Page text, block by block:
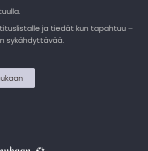
ja tiedät kun tapahtuu –
sykähdyttävää.